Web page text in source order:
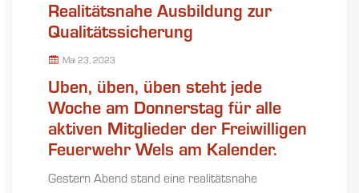
Realitätsnahe Ausbildung zur
Qualitätssicherung
Mai 23, 2023
Üben, üben, üben steht jede
Woche am Donnerstag für alle
aktiven Mitglieder der Freiwilligen
Feuerwehr Wels am Kalender.
Gestern Abend stand eine realitätsnahe